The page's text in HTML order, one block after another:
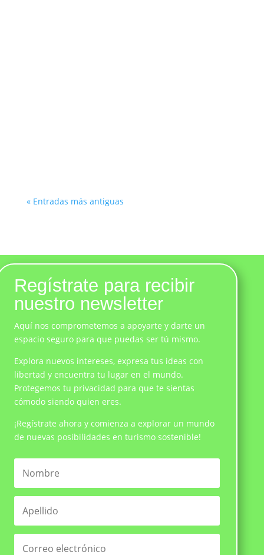
« Entradas más antiguas
Regístrate para recibir
nuestro newsletter
Aquí nos comprometemos a apoyarte y darte un
espacio seguro para que puedas ser tú mismo.
Explora nuevos intereses, expresa tus ideas con
libertad y encuentra tu lugar en el mundo.
Protegemos tu privacidad para que te sientas
cómodo siendo quien eres.
¡Regístrate ahora y comienza a explorar un mundo
de nuevas posibilidades en turismo sostenible!